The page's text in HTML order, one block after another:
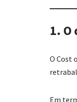
1. O
O Cost
Em